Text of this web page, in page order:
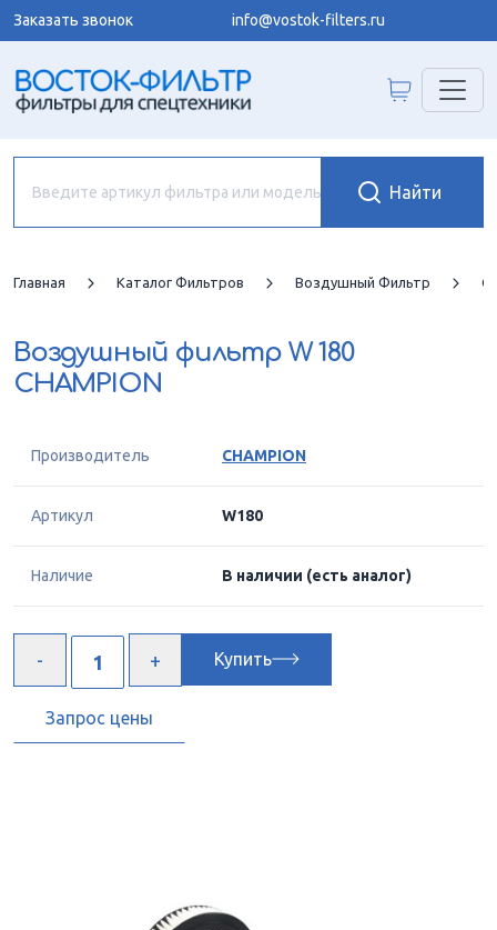
Заказать звонок info@vostok-filters.ru
Главная Каталог Фильтров Воздушный Фильтр
Воздушный фильтр W 180
CHAMPION
Производитель CHAMPION
Артикул W180
Наличие В наличии (есть аналог)
Купить
Запрос цены